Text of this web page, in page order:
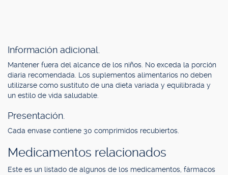
Información adicional.
Mantener fuera del alcance de los niños. No exceda la porción
diaria recomendada. Los suplementos alimentarios no deben
utilizarse como sustituto de una dieta variada y equilibrada y
un estilo de vida saludable.
Presentación.
Cada envase contiene 30 comprimidos recubiertos.
Medicamentos relacionados
Este es un listado de algunos de los medicamentos, fármacos